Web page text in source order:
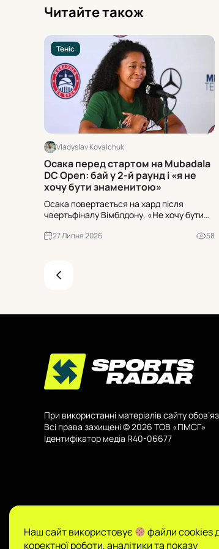
Читайте також
Теніс
Vladyslav Kovalchuk
Осака перед стартом на Mubadala
DC Open: бай у 2-й раунд і «я не
хочу бути знаменитою»
Осака повертається на хард після
чвертьфіналу Вімблдону. «Не хочу бути
кола як №3 посів на Mubadala DC Open.
27 Липня 2026 58
При використанні матеріалів сайту
Всі права захищені © 2026 ТОВ «ПМСГ»
Ідентифікатор медіа R40-06677
Наш сайт використовує
файли cookies
коректної роботи, аналітики та показу